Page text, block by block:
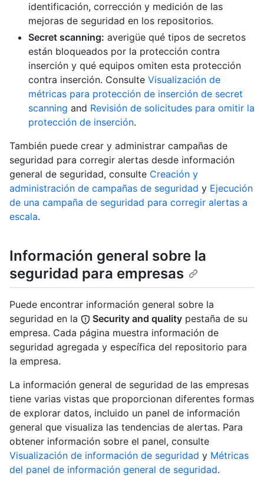
identificación, corrección y medición de las
mejoras de seguridad en los repositorios.
Secret scanning: averigüe qué tipos de secretos
están bloqueados por la protección contra
inserción y qué equipos omiten esta protección
contra inserción. Consulte Visualización de
métricas para protección de inserción de secret
scanning and Revisión de solicitudes para omitir la
protección de inserción.
También puede crear y administrar campañas de
seguridad para corregir alertas desde información
general de seguridad, consulte Creación y
administración de campañas de seguridad y Ejecución
de una campaña de seguridad para corregir alertas a
escala.
Información general sobre la
seguridad para empresas
Puede encontrar información general sobre la
seguridad en la
Security and quality pestaña de su
empresa. Cada página muestra información de
seguridad agregada y específica del repositorio para
la empresa.
La información general de seguridad de las empresas
tiene varias vistas que proporcionan diferentes formas
de explorar datos, incluido un panel de información
general que visualiza las tendencias de alertas. Para
obtener información sobre el panel, consulte
Visualización de información de seguridad y Métricas
del panel de información general de seguridad.